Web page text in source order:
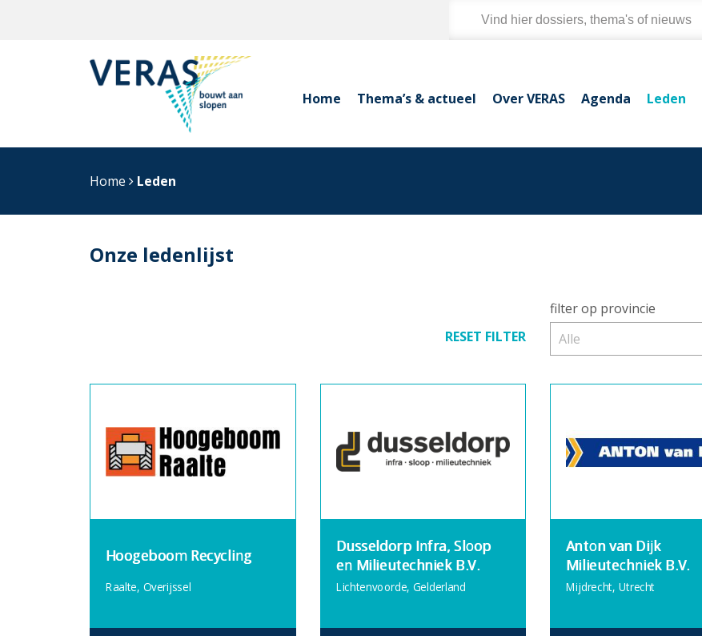
Home Thema’s & actueel Over VERAS Agenda Leden
Home Leden
Onze ledenlijst
RESET FILTER
filter op provincie
Alle
Hoogeboom Recycling
Raalte, Overijssel
Dusseldorp Infra, Sloop
en Milieutechniek B.V.
Lichtenvoorde, Gelderland
Anton van Dijk
Milieutechniek B.V.
Mijdrecht, Utrecht